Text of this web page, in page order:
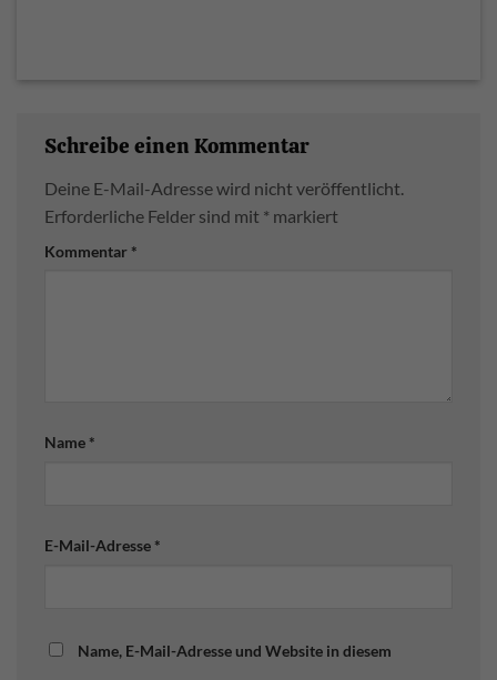
Schreibe einen Kommentar
Deine E-Mail-Adresse wird nicht veröffentlicht.
Erforderliche Felder sind mit * markiert
Kommentar *
Name *
E-Mail-Adresse *
Name, E-Mail-Adresse und Website in diesem